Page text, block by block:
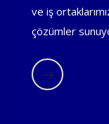
ve iş
çözümler